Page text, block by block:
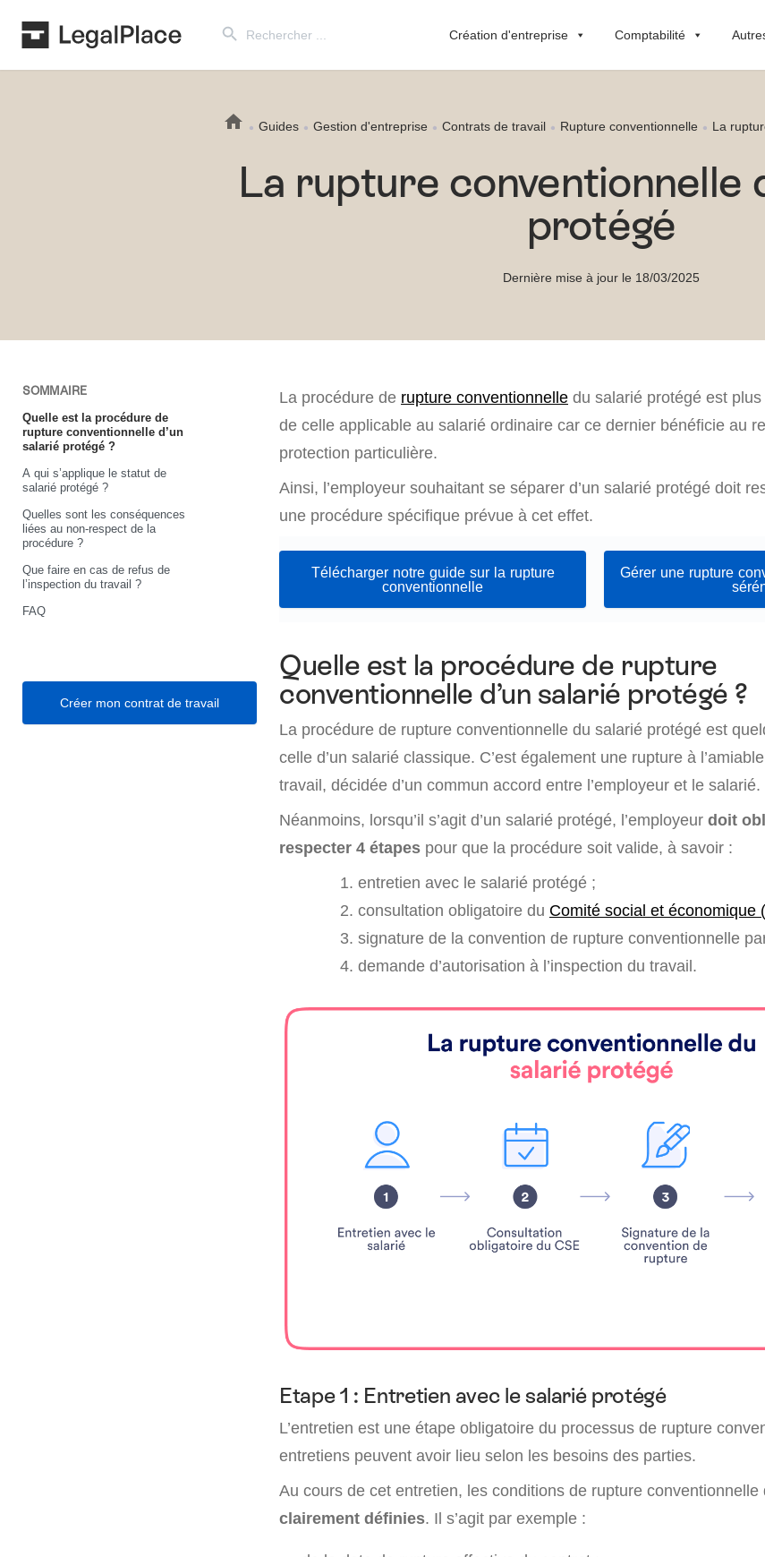
for:
Création d'entreprise Comptabilité
Guides Gestion d'entreprise Contrats de travail Rupture conventionnelle La
La rupture conventionnelle
protégé
Dernière mise à jour le 18/03/2025
SOMMAIRE
Quelle est la procédure de
rupture conventionnelle d’un
salarié protégé ?
A qui s’applique le statut de
salarié protégé ?
Quelles sont les conséquences
liées au non-respect de la
procédure ?
Que faire en cas de refus de
l’inspection du travail ?
FAQ
Créer mon contrat de travail
La procédure de rupture conventionnelle du salarié protégé est
de celle applicable au salarié ordinaire car ce dernier bénéficie au
protection particulière.
Ainsi, l’employeur souhaitant se séparer d’un salarié protégé doit
une procédure spécifique prévue à cet effet.
Télécharger notre guide sur la rupture
conventionnelle
Gérer une rupture
Quelle est la procédure de rupture
conventionnelle d’un salarié protégé ?
La procédure de rupture conventionnelle du salarié protégé est
celle d’un salarié classique. C’est également une rupture à
travail, décidée d’un commun accord entre l’employeur et le salarié.
Néanmoins, lorsqu’il s’agit d’un salarié protégé, l’employeur doit
respecter 4 étapes pour que la procédure soit valide, à savoir :
entretien avec le salarié protégé ;
consultation obligatoire du Comité social et économique
signature de la convention de rupture conventionnelle
demande d’autorisation à l’inspection du travail.
Etape 1 : Entretien avec le salarié protégé
L’entretien est une étape obligatoire du processus de rupture
entretiens peuvent avoir lieu selon les besoins des parties.
Au cours de cet entretien, les conditions de rupture conventionnelle
clairement définies. Il s’agit par exemple :